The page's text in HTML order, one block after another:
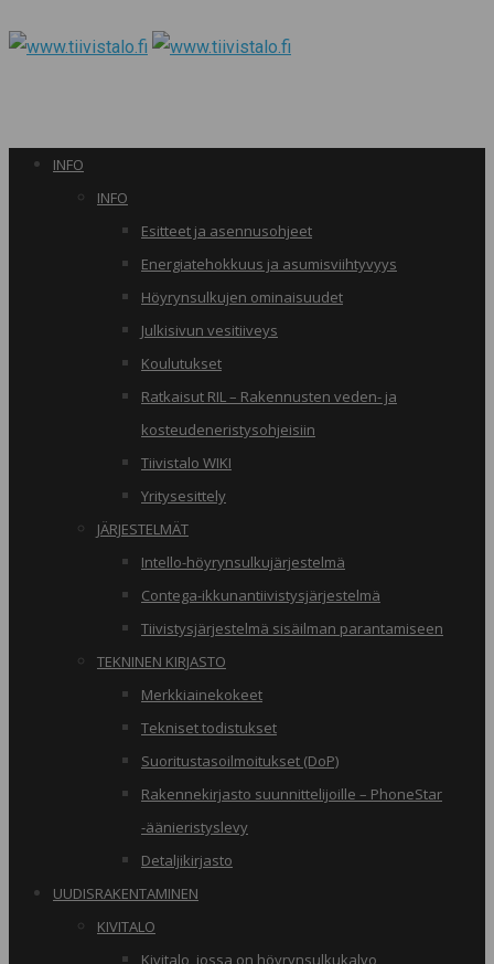
INFO
INFO
Esitteet ja asennusohjeet
Energiatehokkuus ja asumisviihtyvyys
Höyrynsulkujen ominaisuudet
Julkisivun vesitiiveys
Koulutukset
Ratkaisut RIL – Rakennusten veden- ja
kosteudeneristysohjeisiin
Tiivistalo WIKI
Yritysesittely
JÄRJESTELMÄT
Intello-höyrynsulkujärjestelmä
Contega-ikkunantiivistysjärjestelmä
Tiivistysjärjestelmä sisäilman parantamiseen
TEKNINEN KIRJASTO
Merkkiainekokeet
Tekniset todistukset
Suoritustasoilmoitukset (DoP)
Rakennekirjasto suunnittelijoille – PhoneStar
-äänieristyslevy
Detaljikirjasto
UUDISRAKENTAMINEN
KIVITALO
Kivitalo, jossa on höyrynsulkukalvo